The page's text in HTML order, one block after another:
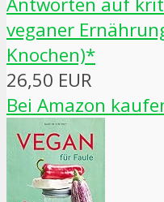
veganer
Knochen)*
26,50 EUR
Bei Amazon